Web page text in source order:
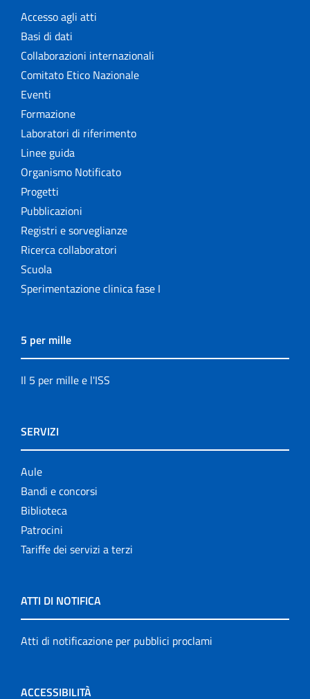
Accesso agli atti
Basi di dati
Collaborazioni internazionali
Comitato Etico Nazionale
Eventi
Formazione
Laboratori di riferimento
Linee guida
Organismo Notificato
Progetti
Pubblicazioni
Registri e sorveglianze
Ricerca collaboratori
Scuola
Sperimentazione clinica fase I
5 per mille
Il 5 per mille e l'ISS
SERVIZI
Aule
Bandi e concorsi
Biblioteca
Patrocini
Tariffe dei servizi a terzi
ATTI DI NOTIFICA
Atti di notificazione per pubblici proclami
ACCESSIBILITÀ